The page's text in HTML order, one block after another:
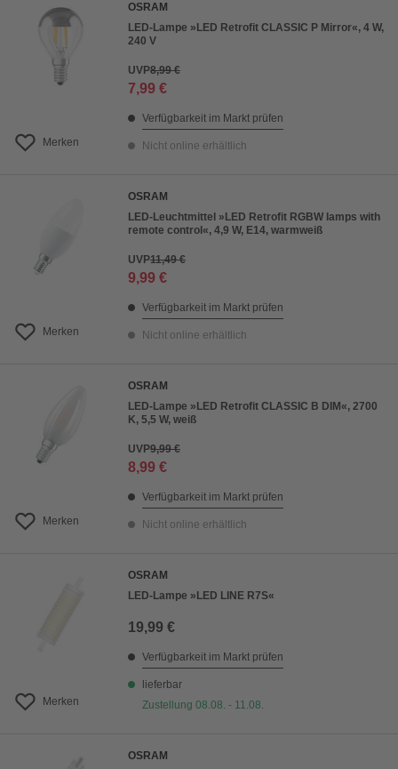
Merken
OSRAM
LED-Lampe »LED Retrofit CLASSIC P Mirror«, 4 W,
240 V
UVP8,99 €
7,99 €
Verfügbarkeit im Markt prüfen
Nicht online erhältlich
Merken
OSRAM
LED-Leuchtmittel »LED Retrofit RGBW lamps with
remote control«, 4,9 W, E14, warmweiß
UVP11,49 €
9,99 €
Verfügbarkeit im Markt prüfen
Nicht online erhältlich
Merken
OSRAM
LED-Lampe »LED Retrofit CLASSIC B DIM«, 2700
K, 5,5 W, weiß
UVP9,99 €
8,99 €
Verfügbarkeit im Markt prüfen
Nicht online erhältlich
Merken
OSRAM
LED-Lampe »LED LINE R7S«
19,99 €
Verfügbarkeit im Markt prüfen
lieferbar
Zustellung 08.08. - 11.08.
OSRAM